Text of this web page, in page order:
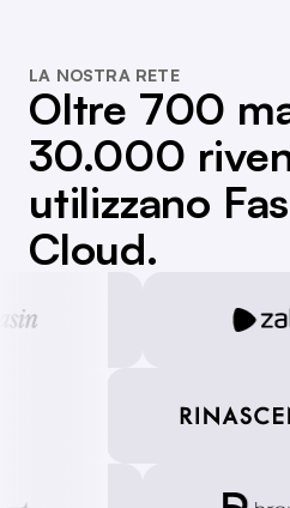
LA NOSTRA RETE
Oltre 700
30.000
utilizzano
Cloud.